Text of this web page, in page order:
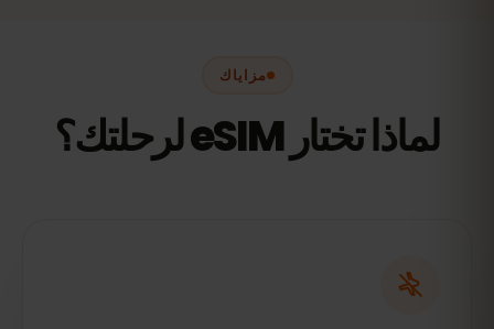
مزاياك
لماذا تختار eSIM لرحلتك؟